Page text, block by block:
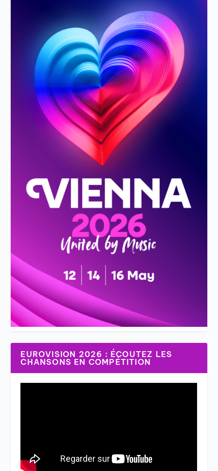
EUROVISION 2026 : ÉCOUTEZ LES
CHANSONS EN COMPÉTITION